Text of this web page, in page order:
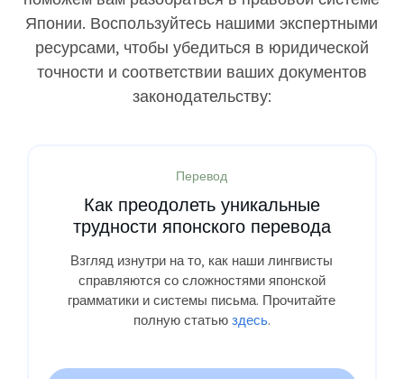
Японии. Воспользуйтесь нашими экспертными
ресурсами, чтобы убедиться в юридической
точности и соответствии ваших документов
законодательству:
Перевод
Как преодолеть уникальные
трудности японского перевода
Взгляд изнутри на то, как наши лингвисты
справляются со сложностями японской
грамматики и системы письма. Прочитайте
полную статью здесь.